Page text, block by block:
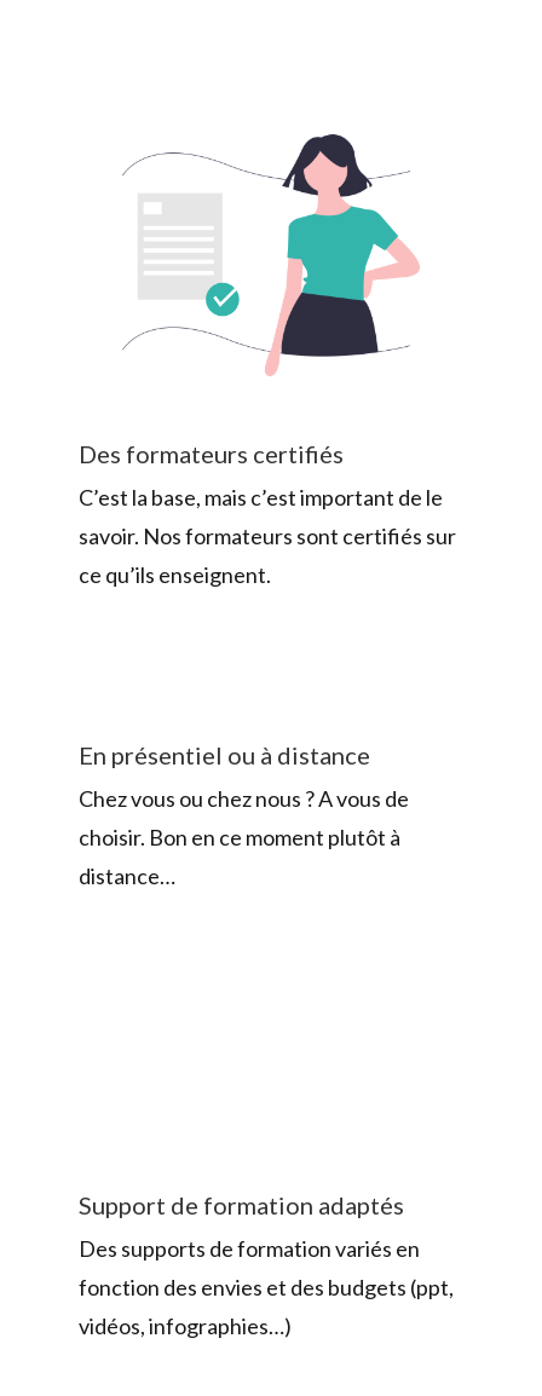
Des formateurs certifiés
C’est la base, mais c’est important de le
savoir. Nos formateurs sont certifiés sur
ce qu’ils enseignent.
En présentiel ou à distance
Chez vous ou chez nous ? A vous de
choisir. Bon en ce moment plutôt à
distance…
Support de formation adaptés
Des supports de formation variés en
fonction des envies et des budgets (ppt,
vidéos, infographies…)